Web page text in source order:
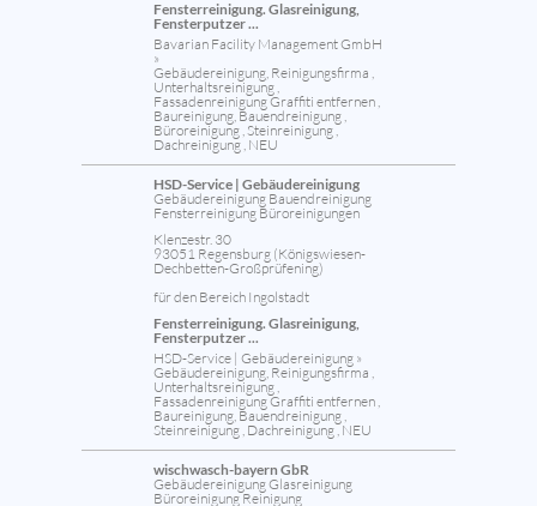
Fensterreinigung. Glasreinigung,
Fensterputzer ...
Bavarian Facility Management GmbH
»
Gebäudereinigung, Reinigungsfirma ,
Unterhaltsreinigung ,
Fassadenreinigung Graffiti entfernen ,
Baureinigung, Bauendreinigung ,
Büroreinigung , Steinreinigung ,
Dachreinigung , NEU
HSD-Service | Gebäudereinigung
Gebäudereinigung Bauendreinigung
Fensterreinigung Büroreinigungen
Klenzestr. 30
93051 Regensburg (Königswiesen-
Dechbetten-Großprüfening)
für den Bereich Ingolstadt
Fensterreinigung. Glasreinigung,
Fensterputzer ...
HSD-Service | Gebäudereinigung »
Gebäudereinigung, Reinigungsfirma ,
Unterhaltsreinigung ,
Fassadenreinigung Graffiti entfernen ,
Baureinigung, Bauendreinigung ,
Steinreinigung , Dachreinigung , NEU
wischwasch-bayern GbR
Gebäudereinigung Glasreinigung
Büroreinigung Reinigung